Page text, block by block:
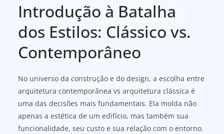
Introdução à Batalha
dos Estilos: Clássico vs.
Contemporâneo
No universo da construção e do design, a escolha entre
arquitetura contemporânea vs arquitetura clássica é
uma das decisões mais fundamentais. Ela molda não
apenas a estética de um edifício, mas também sua
funcionalidade, seu custo e sua relação com o entorno.